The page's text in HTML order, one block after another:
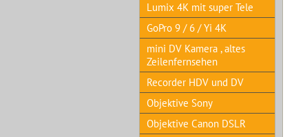
Lumix 4K mit super Tele
GoPro 9 / 6 / Yi 4K
mini DV Kamera , altes
Zeilenfernsehen
Recorder HDV und DV
Objektive Sony
Objektive Canon DSLR